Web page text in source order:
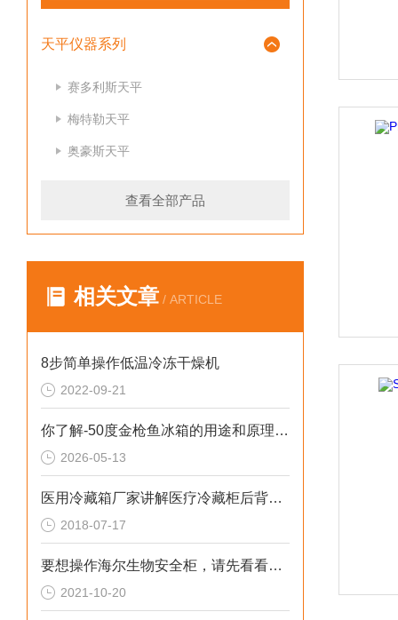
天平仪器系列
赛多利斯天平
梅特勒天平
奥豪斯天平
查看全部产品
相关文章 / ARTICLE
8步简单操作低温冷冻干燥机
2022-09-21
你了解-50度金枪鱼冰箱的用途和原理吗？
2026-05-13
医用冷藏箱厂家讲解医疗冷藏柜后背发泡的方法
2018-07-17
要想操作海尔生物安全柜，请先看看这个
2021-10-20